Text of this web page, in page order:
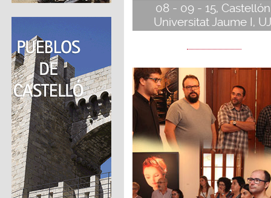
08 - 09 - 15,
Universitat Jaume I,